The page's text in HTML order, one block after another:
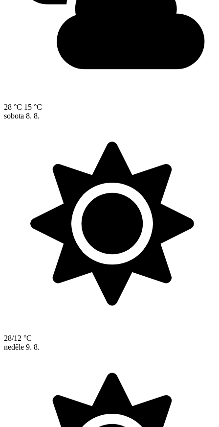
28 °C 15 °C
sobota 8. 8.
28/12 °C
neděle 9. 8.